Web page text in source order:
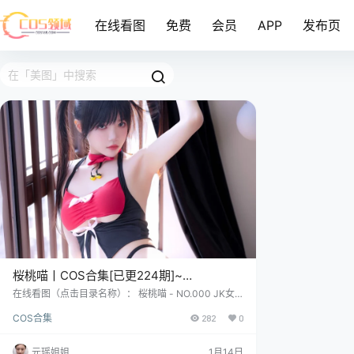
在线看图 免费 会员 APP 发布页
桜桃喵丨COS合集[已更224期]~
[8804P+33V – 130.9G]
在线看图（点击目录名称）： 桜桃喵 - NO.000 JK女
尾 [47P-345MB] 桜桃喵 - NO.002 白衬衫散发 [49P-
的姑娘！她呀，中文名叫桜桃喵，英文名字是Cherry N
COS合集 282 0